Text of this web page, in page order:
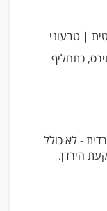
| טבעוני
כתחליף
- לא כולל
הירדן.